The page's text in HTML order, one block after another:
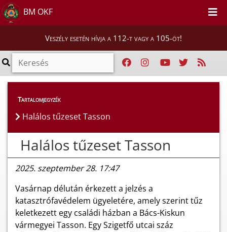
BM OKF
Veszély esetén hívja a 112-t vagy a 105-öt!
Híreink > Hírek
Tartalomjegyzék
Halálos tűzeset Tasson
Halálos tűzeset Tasson
2025. szeptember 28. 17:47
Vasárnap délután érkezett a jelzés a
katasztrófavédelem ügyeletére, amely szerint tűz
keletkezett egy családi házban a Bács-Kiskun
vármegyei Tasson. Egy Szigetfő utcai száz